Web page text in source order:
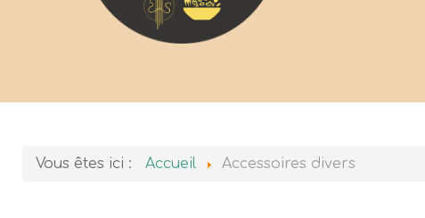
Vous êtes ici : Accueil Accessoires divers